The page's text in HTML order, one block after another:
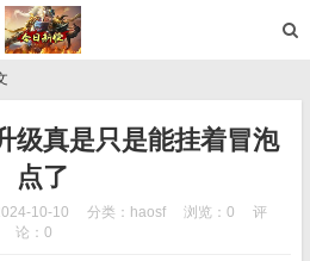
级真是只是能挂着冒泡
点了
10-10 分类： haosf 浏览：0
评
论：0